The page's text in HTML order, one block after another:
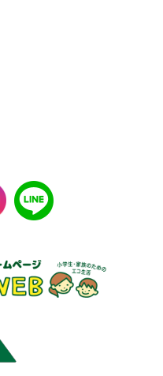
instagram